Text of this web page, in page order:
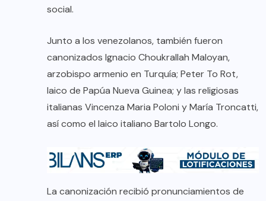
social.
Junto a los venezolanos, también fueron
canonizados Ignacio Choukrallah Maloyan,
arzobispo armenio en Turquía; Peter To Rot,
laico de Papúa Nueva Guinea; y las religiosas
italianas Vincenza Maria Poloni y María Troncatti,
así como el laico italiano Bartolo Longo.
La canonización recibió pronunciamientos de